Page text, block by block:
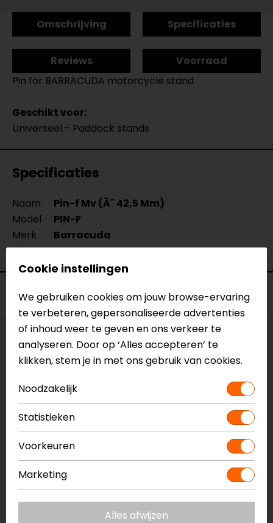
Omschrijving Specificaties
Reviews
Voorraad
Pin for BARRACUDA motorcycle stand.
Geschikt voor:
Universeel - Paddock stands
Specificaties
Naam
Pin-f Mv (Ã˜ 42,5 Mm)
Model
PIN-F
Merk
Barracuda
Kleur
N.v.t.
Voorraad
Maat:42,5 mm
Vestiging Apeldoorn
Niet op voorraad
Vestiging Breda
Niet op voorraad
Vestiging Capelle a/d IJssel
Niet op voorraad
Vestiging Eindhoven
Cookie instellingen
We gebruiken cookies om jouw browse-ervaring
te verbeteren, gepersonaliseerde advertenties
of inhoud weer te geven en ons verkeer te
analyseren. Door op ‘Alles accepteren’ te
klikken, stem je in met ons gebruik van cookies.
Noodzakelijk
Statistieken
Voorkeuren
Marketing
Alles afwijzen